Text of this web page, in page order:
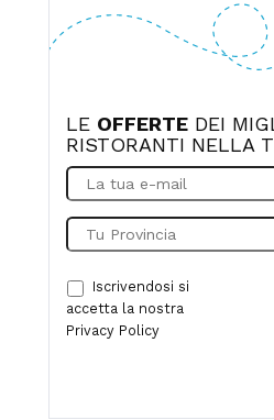
LE OFFERTE DEI
RISTORANTI NELLA
Iscrivendosi si
accetta la nostra
Privacy Policy